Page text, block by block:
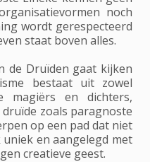
noch
wordt gerespecteerd
staat boven alles.
de Druïden gaat kijken
bestaat uit zowel
magiërs en dichters,
zoals paragnoste
op een pad dat niet
en aangelegd met
creatieve geest.